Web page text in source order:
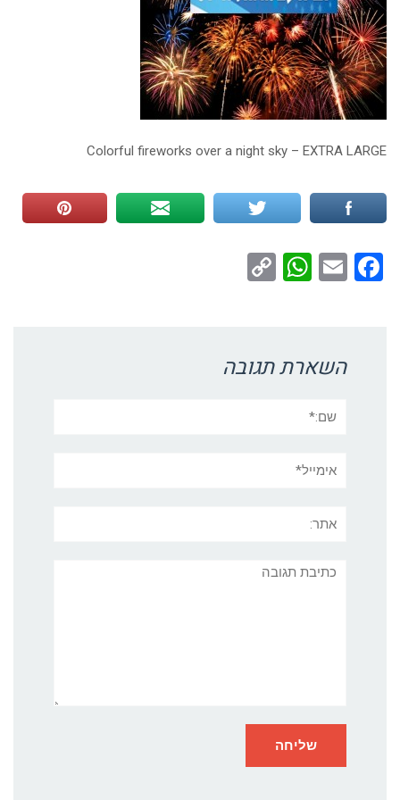
Colorful fireworks over a night sky – EXTRA LARGE
Facebook
Email
WhatsApp
השארת תגובה
תגובה